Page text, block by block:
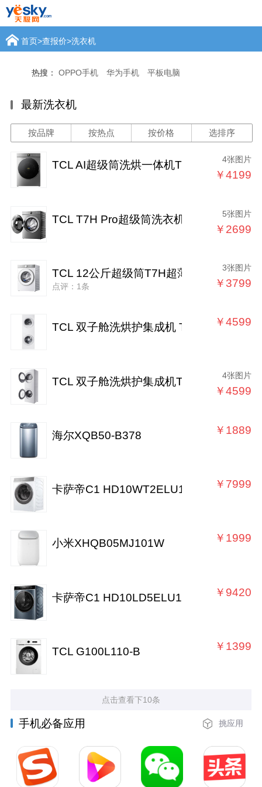
首页>查报价>洗衣机
热搜： OPPO手机 华为手机 平板电脑
最新洗衣机
按品牌 按热点 按价格 选排序
TCL AI超级筒洗烘一体机T7R Pro 4张图片
￥4199
TCL T7H Pro超级筒洗衣机 5张图片
￥2699
TCL 12公斤超级筒T7H超薄洗烘一体机滚
点评：1条
3张图片
￥3799
TCL 双子舱洗烘护集成机 T10 ￥4599
TCL 双子舱洗烘护集成机T10 4张图片
￥4599
海尔XQB50-B378 ￥1889
卡萨帝C1 HD10WT2ELU1 ￥7999
小米XHQB05MJ101W ￥1999
卡萨帝C1 HD10LD5ELU1 ￥9420
TCL G100L110-B ￥1399
点击查看下10条
手机必备应用 挑应用